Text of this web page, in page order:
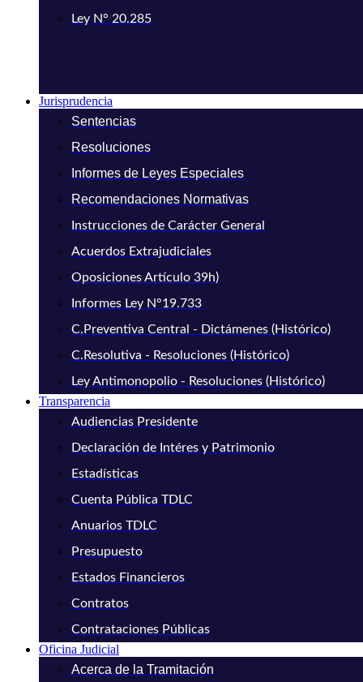
Ley N° 20.285
Jurisprudencia
Sentencias
Resoluciones
Informes de Leyes Especiales
Recomendaciones Normativas
Instrucciones de Carácter General
Acuerdos Extrajudiciales
Oposiciones Artículo 39h)
Informes Ley N°19.733
C.Preventiva Central - Dictámenes (Histórico)
C.Resolutiva - Resoluciones (Histórico)
Ley Antimonopolio - Resoluciones (Histórico)
Transparencia
Audiencias Presidente
Declaración de Intéres y Patrimonio
Estadísticas
Cuenta Pública TDLC
Anuarios TDLC
Presupuesto
Estados Financieros
Contratos
Contrataciones Públicas
Oficina Judicial
Acerca de la Tramitación